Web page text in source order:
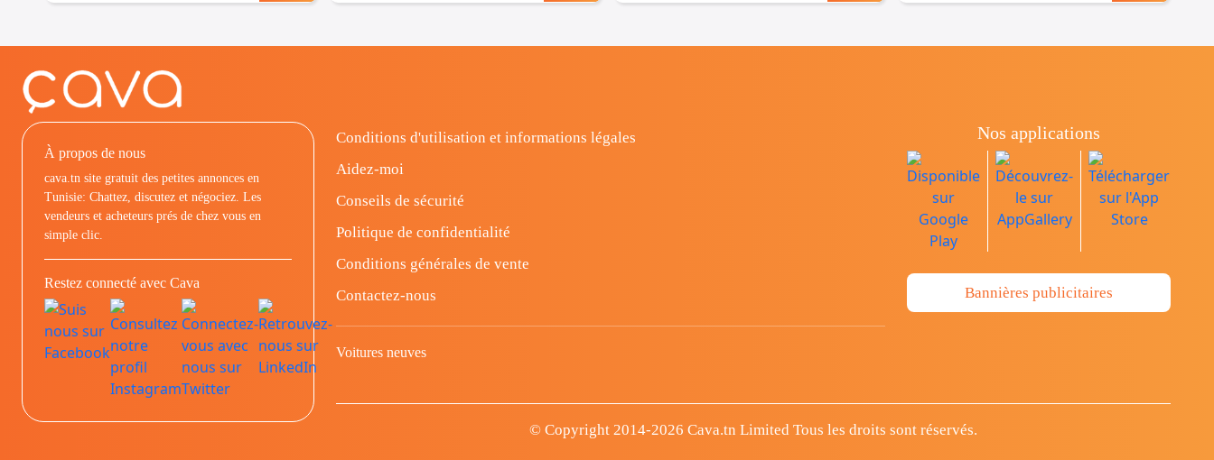
À propos de nous
cava.tn site gratuit des petites annonces en
Tunisie: Chattez, discutez et négociez. Les
vendeurs et acheteurs prés de chez vous en
simple clic.
Restez connecté avec Cava
Conditions d'utilisation et informations légales
Aidez-moi
Conseils de sécurité
Politique de confidentialité
Conditions générales de vente
Contactez-nous
Voitures neuves
Nos applications
Bannières publicitaires
© Copyright 2014-2026 Cava.tn Limited Tous les droits sont réservés.